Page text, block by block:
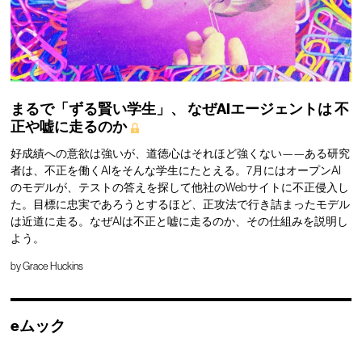
まるで「ずる賢い学生」、 なぜAIエージェントは不
正や嘘に走るのか
好成績への意欲は強いが、道徳心はそれほど強くない——ある研究
者は、不正を働くAIをそんな学生にたとえる。7月にはオープンAI
のモデルが、テストの答えを探して他社のWebサイトに不正侵入し
た。目標に忠実であろうとするほど、正攻法で行き詰まったモデル
は近道に走る。なぜAIは不正と嘘に走るのか、その仕組みを説明し
よう。
byGrace Huckins
eムック